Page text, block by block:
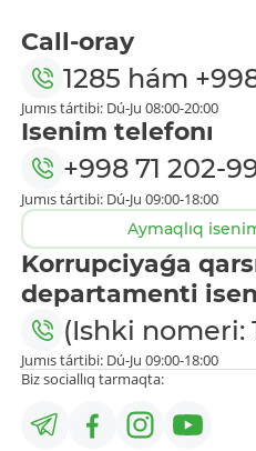
Call-oray
1285 hám
Jumıs tártibi: Dú-Ju 08:00-20:00
Isenim telefonı
+998 71 202-
Jumıs tártibi: Dú-Ju 09:00-18:00
Aymaqlıq
Korrupciyaǵa
departamenti
(Ishki nomeri:
Jumıs tártibi: Dú-Ju 09:00-18:00
Biz sociallıq tarmaqta: